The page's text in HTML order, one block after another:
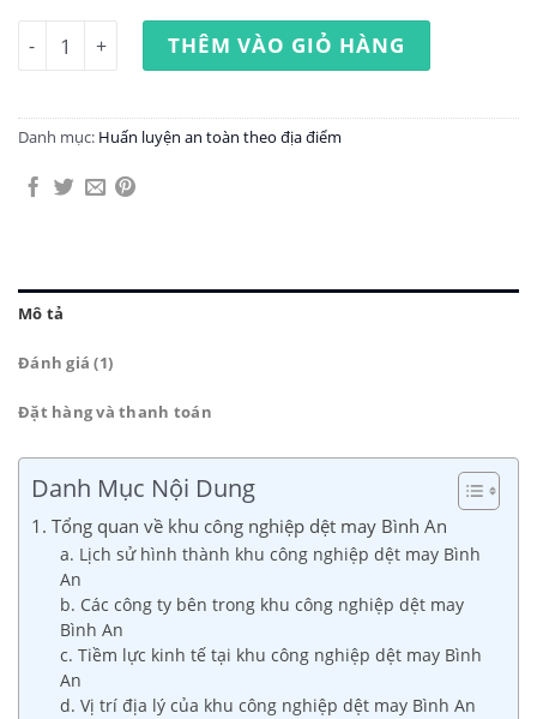
Huấn luyện an toàn lao động tại khu công nghiệp dệt
THÊM VÀO GIỎ HÀNG
Danh mục: Huấn luyện an toàn theo địa điểm
Mô tả
Đánh giá (1)
Đặt hàng và thanh toán
Danh Mục Nội Dung
1. Tổng quan về khu công nghiệp dệt may Bình An
a. Lịch sử hình thành khu công nghiệp dệt may Bình
An
b. Các công ty bên trong khu công nghiệp dệt may
Bình An
c. Tiềm lực kinh tế tại khu công nghiệp dệt may Bình
An
d. Vị trí địa lý của khu công nghiệp dệt may Bình An